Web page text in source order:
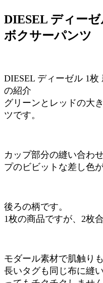
DIESEL ディー
ボクサーパンツ
DIESEL ディーゼル 1
の紹介
グリーンとレッドの大
ツです。
カップ部分の縫い合わ
プのビビットな差し色
後ろの柄です。
1枚の商品ですが、2枚
モダール素材で肌触り
長いタグも同じ布に縫